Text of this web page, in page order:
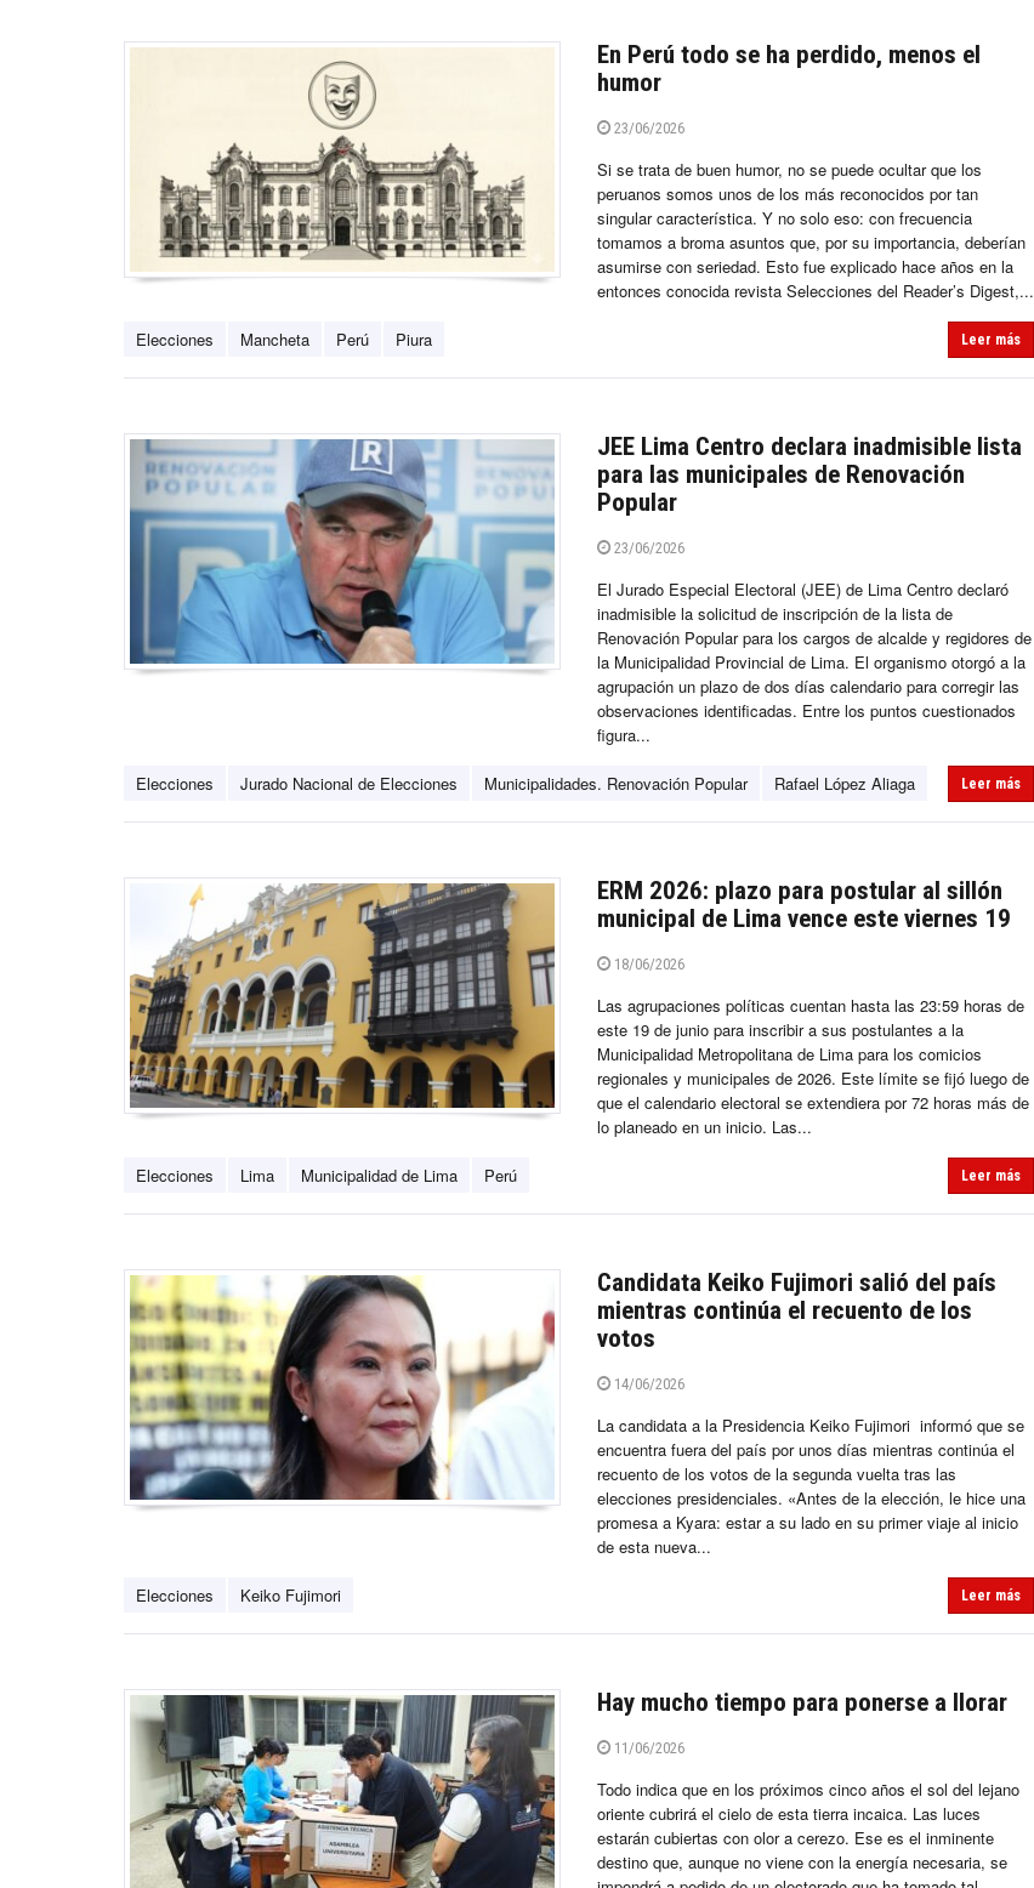
En Perú todo se ha perdido, menos el
humor
23/06/2026
Si se trata de buen humor, no se puede ocultar que los
peruanos somos unos de los más reconocidos por tan
singular característica. Y no solo eso: con frecuencia
tomamos a broma asuntos que, por su importancia, deberían
asumirse con seriedad. Esto fue explicado hace años en la
entonces conocida revista Selecciones del Reader’s Digest,...
Elecciones Mancheta Perú Piura Leer más
JEE Lima Centro declara inadmisible lista
para las municipales de Renovación
Popular
23/06/2026
El Jurado Especial Electoral (JEE) de Lima Centro declaró
inadmisible la solicitud de inscripción de la lista de
Renovación Popular para los cargos de alcalde y regidores de
la Municipalidad Provincial de Lima. El organismo otorgó a la
agrupación un plazo de dos días calendario para corregir las
observaciones identificadas. Entre los puntos cuestionados
figura...
Elecciones Jurado Nacional de Elecciones Municipalidades. Renovación Popular Rafael López Aliaga Leer más
ERM 2026: plazo para postular al sillón
municipal de Lima vence este viernes 19
18/06/2026
Las agrupaciones políticas cuentan hasta las 23:59 horas de
este 19 de junio para inscribir a sus postulantes a la
Municipalidad Metropolitana de Lima para los comicios
regionales y municipales de 2026. Este límite se fijó luego de
que el calendario electoral se extendiera por 72 horas más de
lo planeado en un inicio. Las...
Elecciones Lima Municipalidad de Lima Perú Leer más
Candidata Keiko Fujimori salió del país
mientras continúa el recuento de los
votos
14/06/2026
La candidata a la Presidencia Keiko Fujimori informó que se
encuentra fuera del país por unos días mientras continúa el
recuento de los votos de la segunda vuelta tras las
elecciones presidenciales. «Antes de la elección, le hice una
promesa a Kyara: estar a su lado en su primer viaje al inicio
de esta nueva...
Elecciones Keiko Fujimori Leer más
Hay mucho tiempo para ponerse a llorar
11/06/2026
Todo indica que en los próximos cinco años el sol del lejano
oriente cubrirá el cielo de esta tierra incaica. Las luces
estarán cubiertas con olor a cerezo. Ese es el inminente
destino que, aunque no viene con la energía necesaria, se